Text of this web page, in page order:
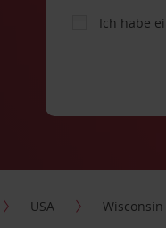
Ich habe
USA Wisconsin